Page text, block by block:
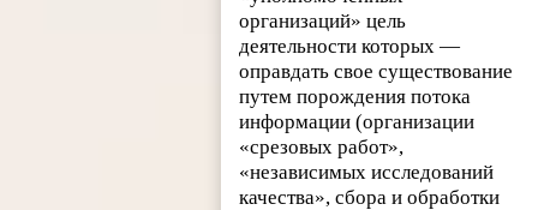
организаций» цель
деятельности которых —
оправдать свое существование
путем порождения потока
информации (организации
«срезовых работ»,
«независимых исследований
качества», сбора и обработки